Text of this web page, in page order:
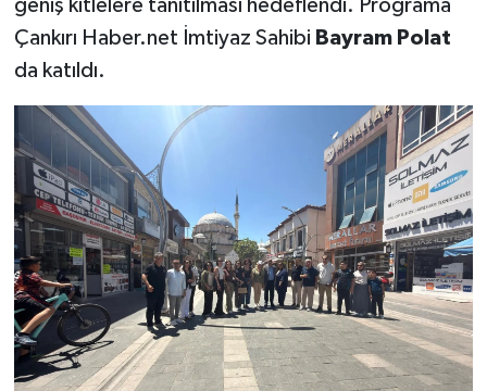
geniş kitlelere tanıtılması hedeflendi. Programa
Çankırı Haber.net İmtiyaz Sahibi Bayram Polat
da katıldı.